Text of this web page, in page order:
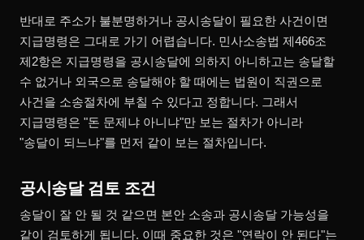
반대로 주소가 불분명하거나 공시송달이 필요한 사건이면
지급명령은 그대로 가기 어렵습니다. 민사소송법 제466조
제2항은 지급명령을 공시송달에 의하지 아니하고는 송달할
수 없거나 외국으로 송달해야 할 때에는 법원이 직권으로
사건을 소송절차에 부칠 수 있다고 정합니다. 그래서
지급명령은 "돈 문제냐 아니냐"만 보는 절차가 아니라
"송달이 되느냐"를 먼저 같이 보는 절차입니다.
공시송달 검토 조건
송달이 잘 안 될 것 같으면 본안 소송과 공시송달 가능성을
같이 검토하게 됩니다. 이때 중요한 것은 "연락이 안 된다"는